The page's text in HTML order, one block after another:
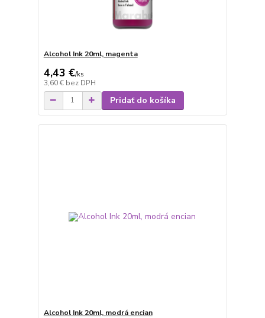
Alcohol Ink 20ml, magenta
4,43 €/ks
3,60 € bez DPH
Pridať do košíka
Alcohol Ink 20ml, modrá encian